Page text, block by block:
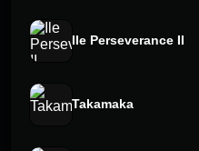
Ile Perseverance II
Takamaka